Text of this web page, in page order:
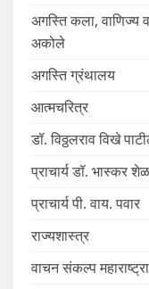
अगस्ति कला, वाणिज्य व
अकोले
अगस्ति ग्रंथालय
आत्मचरित्र
डॉ. विठ्ठलराव विखे
प्राचार्य डॉ. भास्कर
प्राचार्य पी. वाय. पवार
राज्यशास्त्र
वाचन संकल्प